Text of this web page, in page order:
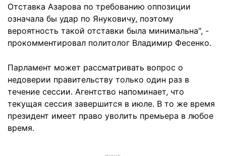
Отставка Азарова по требованию оппозиции
означала бы удар по Януковичу, поэтому
вероятность такой отставки была минимальна", -
прокомментировал политолог Владимир Фесенко.
Парламент может рассматривать вопрос о
недоверии правительству только один раз в
течение сессии. Агентство напоминает, что
текущая сессия завершится в июле. В то же время
президент имеет право уволить премьера в любое
время.